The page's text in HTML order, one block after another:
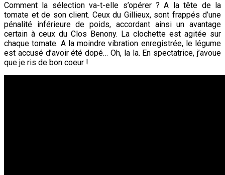
Comment la sélection va-t-elle s’opérer ? A la tête de la
tomate et de son client. Ceux du Gillieux, sont frappés d’une
pénalité inférieure de poids, accordant ainsi un avantage
certain à ceux du Clos Benony. La clochette est agitée sur
chaque tomate. A la moindre vibration enregistrée, le légume
est accusé d’avoir été dopé… Oh, la la. En spectatrice, j’avoue
que je ris de bon coeur !